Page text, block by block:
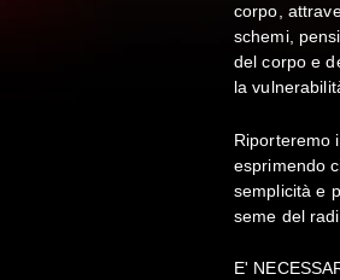
corpo,
schemi,
del corpo e
la
Riporteremo
esprimendo
semplicità e
seme del
E'